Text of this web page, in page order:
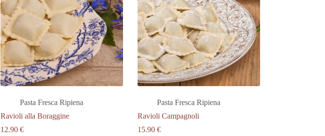
Pasta Fresca Ripiena
Ravioli alla Boraggine
12.90 €
Pasta Fresca Ripiena
Ravioli Campagnoli
15.90 €